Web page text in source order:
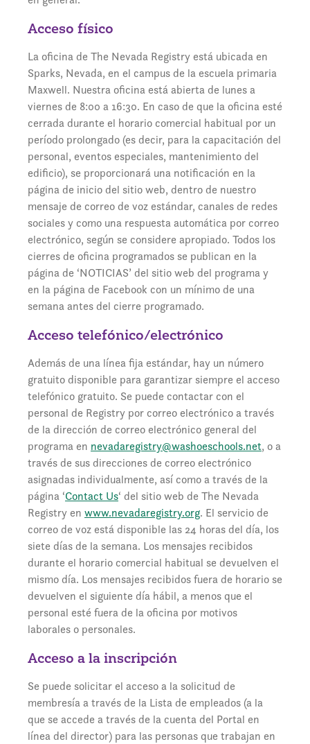
Acceso físico
La oficina de The Nevada Registry está ubicada en
Sparks, Nevada, en el campus de la escuela primaria
Maxwell. Nuestra oficina está abierta de lunes a
viernes de 8:00 a 16:30. En caso de que la oficina esté
cerrada durante el horario comercial habitual por un
período prolongado (es decir, para la capacitación del
personal, eventos especiales, mantenimiento del
edificio), se proporcionará una notificación en la
página de inicio del sitio web, dentro de nuestro
mensaje de correo de voz estándar, canales de redes
sociales y como una respuesta automática por correo
electrónico, según se considere apropiado. Todos los
cierres de oficina programados se publican en la
página de ‘NOTICIAS’ del sitio web del programa y
en la página de Facebook con un mínimo de una
semana antes del cierre programado.
Acceso telefónico/electrónico
Además de una línea fija estándar, hay un número
gratuito disponible para garantizar siempre el acceso
telefónico gratuito. Se puede contactar con el
personal de Registry por correo electrónico a través
de la dirección de correo electrónico general del
programa en nevadaregistry@washoeschools.net, o a
través de sus direcciones de correo electrónico
asignadas individualmente, así como a través de la
página ‘Contact Us‘ del sitio web de The Nevada
Registry en www.nevadaregistry.org. El servicio de
correo de voz está disponible las 24 horas del día, los
siete días de la semana. Los mensajes recibidos
durante el horario comercial habitual se devuelven el
mismo día. Los mensajes recibidos fuera de horario se
devuelven el siguiente día hábil, a menos que el
personal esté fuera de la oficina por motivos
laborales o personales.
Acceso a la inscripción
Se puede solicitar el acceso a la solicitud de
membresía a través de la Lista de empleados (a la
que se accede a través de la cuenta del Portal en
línea del director) para las personas que trabajan en